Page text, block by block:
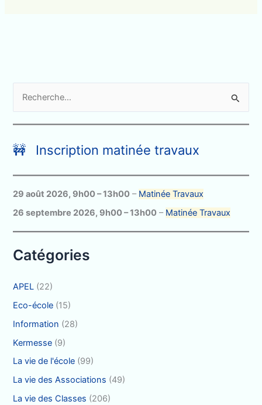
c
h
e
r
c
h
🚧 Inscription matinée travaux
29 août 2026, 9h00–13h00 – Matinée Travaux
26 septembre 2026, 9h00–13h00 – Matinée Travaux
Catégories
APEL (22)
Eco-école (15)
Information (28)
Kermesse (9)
La vie de l'école (99)
La vie des Associations (49)
La vie des Classes (206)